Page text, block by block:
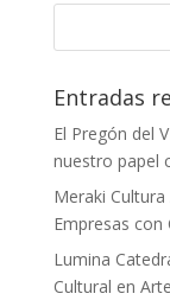
Entradas
El Pregón del
nuestro papel
Meraki
Empresas con
Lumina
Cultural en